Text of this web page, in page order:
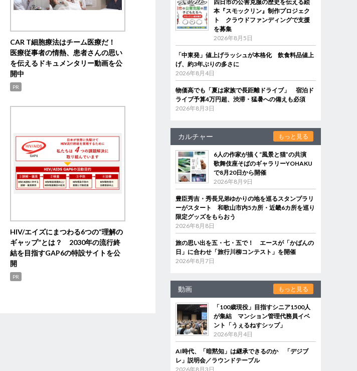
CAR T細胞療法はチーム医療だ！
医療従事者の情熱、患者さんの思い
を伝えるドキュメンタリー動画を公
開中
PR
HIV/エイズにまつわる6つの“理解の
ギャップ”とは？ 2030年の流行終
結を目指すGAP6の特設サイトを公
開
PR
四日市の公害克服の歴史を伝える絵
本『スモックリン』制作プロジェク
ト クラウドファンディングで支援
を募集
2026年8月5日
「中東発」値上げラッシュが本格化 飲食料品値上
げ、約3年ぶりの多さに
2026年8月4日
物価高でも「夏は家族で長距離ドライブ」 宿泊ド
ライブ予算4万円超、渋滞・猛暑への備えも必須
2026年8月3日
カルチャー もっと見る
6人の作家が描く“風景と猫”の共演
歌舞伎座そばのギャラリーYOHAKU
で8月20日から開催
2026年8月9日
豊臣秀吉・秀長兄弟ゆかりの地を巡るスタンプラリ
ーがスタート 和歌山市内5カ所・近畿6カ所を巡り
限定グッズをもらおう
2026年8月8日
旅の思い出を五・七・五で！ エースが「かばんの
日」に合わせ「旅行川柳コンテスト」を開催
2026年8月7日
動画 もっと見る
「100歳現役」目指すシニア1500人
が集結 マンション管理代務員イベ
ント「うぇるねすシップ」
2026年8月4日
AI時代、「暗黙知」は継承できるのか 「デジブ
レ」説明会／ラウンドテーブル
2026年8月3日